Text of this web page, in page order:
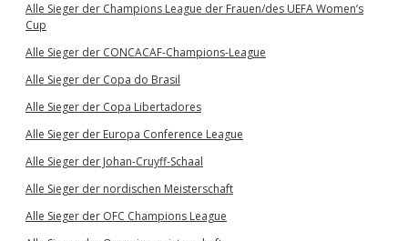
Alle Sieger der Champions League der Frauen/des UEFA Women’s
Cup
Alle Sieger der CONCACAF-Champions-League
Alle Sieger der Copa do Brasil
Alle Sieger der Copa Libertadores
Alle Sieger der Europa Conference League
Alle Sieger der Johan-Cruyff-Schaal
Alle Sieger der nordischen Meisterschaft
Alle Sieger der OFC Champions League